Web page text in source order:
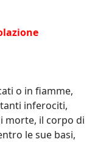
o in fiamme,
inferociti,
morte, il corpo di
le sue basi,